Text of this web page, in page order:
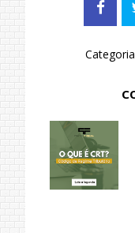
Unknown
Bom dia,